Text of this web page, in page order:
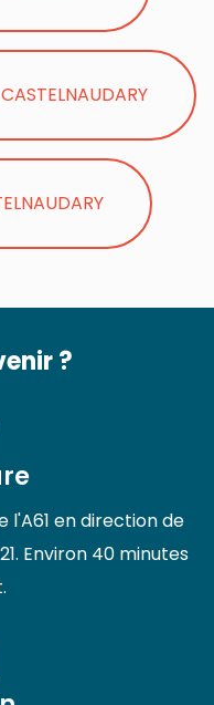
?
l'A61 en direction de
Environ 40 minutes